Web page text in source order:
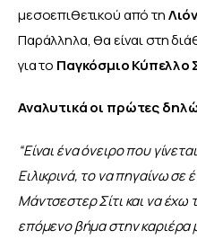
μεσοεπιθετικού από τη
Παράλληλα, θα είναι στη
για το Παγκόσμιο Κύπελλο
Αναλυτικά οι πρώτες
“Είναι ένα όνειρο που
Ειλικρινά, το να πηγαίνω
Μάντσεστερ Σίτι και να έχω
επόμενο βήμα στην καριέρα